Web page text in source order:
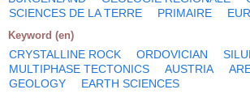
SCIENCES DE LA TERRE
PRIMAIRE
Keyword (en)
CRYSTALLINE ROCK ORDOVICIAN
MULTIPHASE TECTONICS
AUSTRIA
GEOLOGY
EARTH SCIENCES